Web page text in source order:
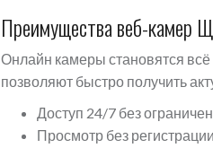
Преимущества веб-камер
Онлайн камеры становятся
позволяют быстро получить
Доступ 24/7 без
Просмотр без